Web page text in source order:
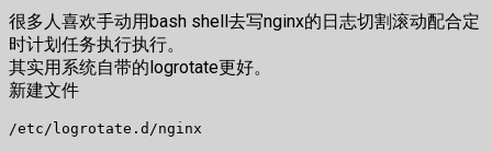
很多人喜欢手动用bash shell去写nginx的日志切割滚动配合定
时计划任务执行执行。
其实用系统自带的logrotate更好。
新建文件